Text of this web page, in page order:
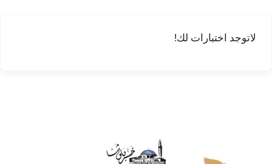
لاتوجد اختبارات لك!